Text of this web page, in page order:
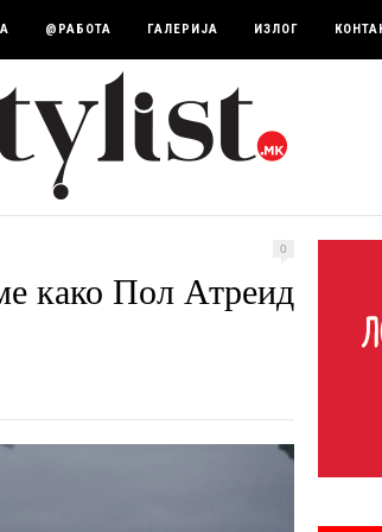
@РАБОТА ГАЛЕРИЈА ИЗЛОГ
0
како Пол Атреид